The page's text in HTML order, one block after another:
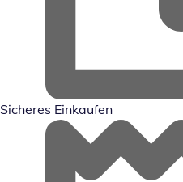
Sicheres Einkaufen